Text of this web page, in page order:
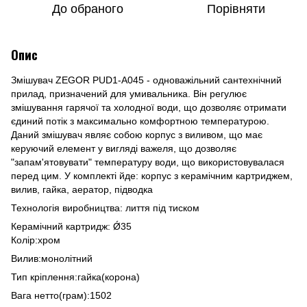
До обраного Порівняти
Опис
Змішувач ZEGOR PUD1-A045 - одноважільний сантехнічний
прилад, призначений для умивальника. Він регулює
змішування гарячої та холодної води, що дозволяє отримати
єдиний потік з максимально комфортною температурою.
Даний змішувач являє собою корпус з виливом, що має
керуючий елемент у вигляді важеля, що дозволяє
"запам'ятовувати" температуру води, що використовувалася
перед цим. У комплекті йде: корпус з керамічним картриджем,
вилив, гайка, аератор, підводка
Технологія виробництва: лиття під тиском
Керамічний картридж: Ǿ35
Колір:хром
Вилив:монолітний
Тип кріплення:гайка(корона)
Вага нетто(грам):1502